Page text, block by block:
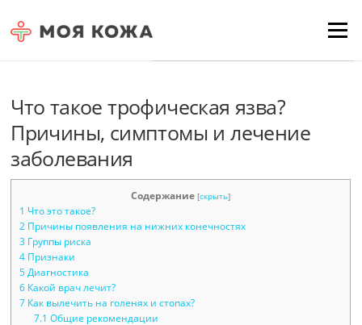
Menu
Что такое трофическая язва?
Причины, симптомы и лечение
заболевания
Содержание [скрыть]
1 Что это такое?
2 Причины появления на нижних конечностях
3 Группы риска
4 Признаки
5 Диагностика
6 Какой врач лечит?
7 Как вылечить на голенях и стопах?
7.1 Общие рекомендации
Для любых предложений по